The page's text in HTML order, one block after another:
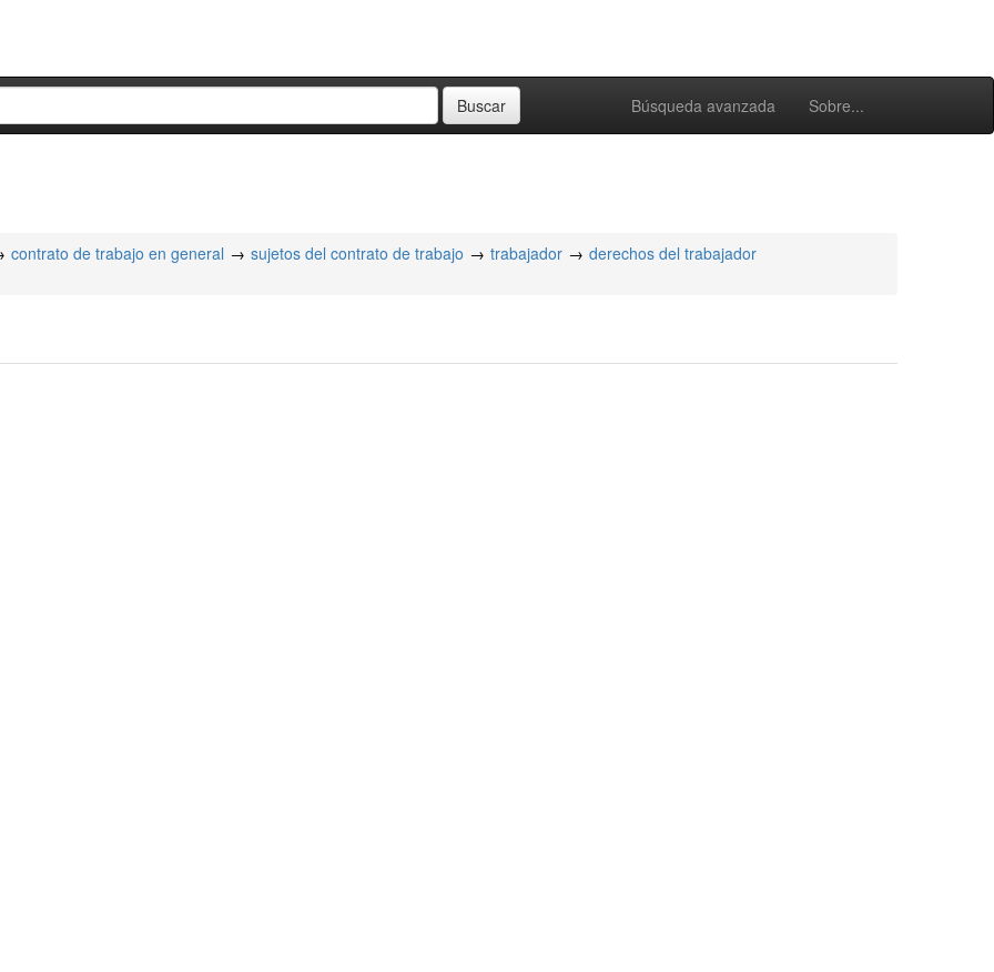
Búsqueda avanzada Sobre...
contrato de trabajo en general sujetos del contrato de trabajo trabajador
derechos del trabajador